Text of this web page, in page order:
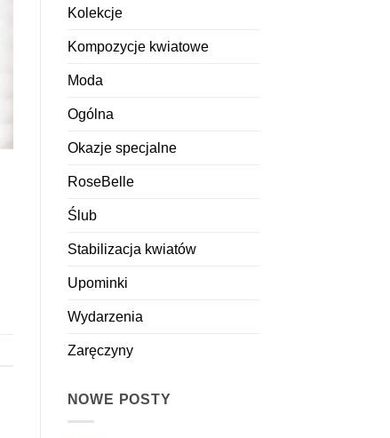
Kolekcje
Kompozycje kwiatowe
Moda
Ogólna
Okazje specjalne
RoseBelle
Ślub
Stabilizacja kwiatów
Upominki
Wydarzenia
Zaręczyny
NOWE POSTY